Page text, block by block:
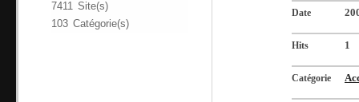
7411 Site(s)
103 Catégorie(s)
Date
Hits 1
Catégorie